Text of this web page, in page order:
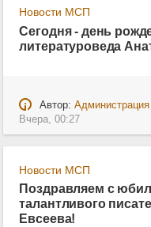
Новости МСП
Сегодня - день
литературоведа
Автор: Администрация
Вчера, 00:27
Новости МСП
Поздравляем с
талантливого
Евсеева!